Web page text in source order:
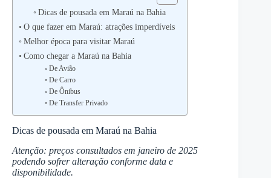
Dicas de pousada em Maraú na Bahia
O que fazer em Maraú: atrações imperdíveis
Melhor época para visitar Maraú
Como chegar a Maraú na Bahia
De Avião
De Carro
De Ônibus
De Transfer Privado
Dicas de pousada em Maraú na Bahia
Atenção: preços consultados em janeiro de 2025
podendo sofrer alteração conforme data e
disponibilidade.